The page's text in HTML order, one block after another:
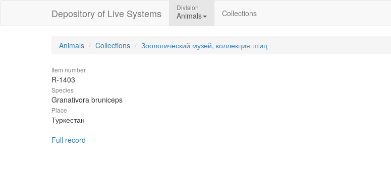
Depository of Live Systems Division
Animals Collections
Animals Collections Зоологический музей, коллекция птиц
Item number
R-1403
Species
Granativora bruniceps
Place
Туркестан
Full record